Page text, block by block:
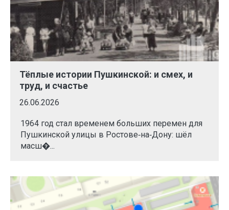
Тёплые истории Пушкинской: и смех, и
труд, и счастье
26.06.2026
1964 год стал временем больших перемен для
Пушкинской улицы в Ростове‑на‑Дону: шёл
масш�...